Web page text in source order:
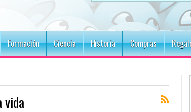
Formación Ciencia Historia Compras
vida